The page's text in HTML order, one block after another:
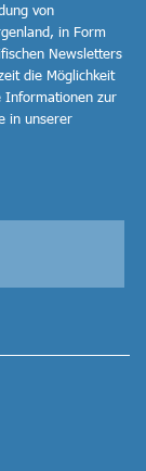
von
in Form
Newsletters
die Möglichkeit
Informationen zur
in unserer